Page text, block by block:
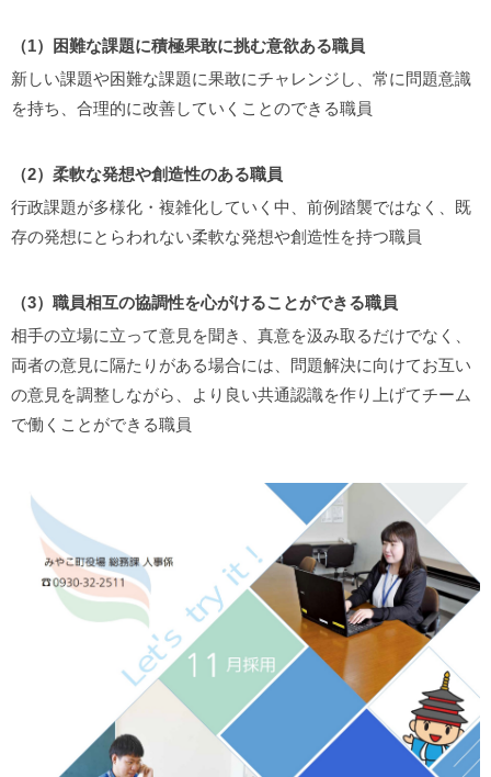
（1）困難な課題に積極果敢に挑む意欲ある職員
新しい課題や困難な課題に果敢にチャレンジし、常に問題意識
を持ち、合理的に改善していくことのできる職員
（2）柔軟な発想や創造性のある職員
行政課題が多様化・複雑化していく中、前例踏襲ではなく、既
存の発想にとらわれない柔軟な発想や創造性を持つ職員
（3）職員相互の協調性を心がけることができる職員
相手の立場に立って意見を聞き、真意を汲み取るだけでなく、
両者の意見に隔たりがある場合には、問題解決に向けてお互い
の意見を調整しながら、より良い共通認識を作り上げてチーム
で働くことができる職員